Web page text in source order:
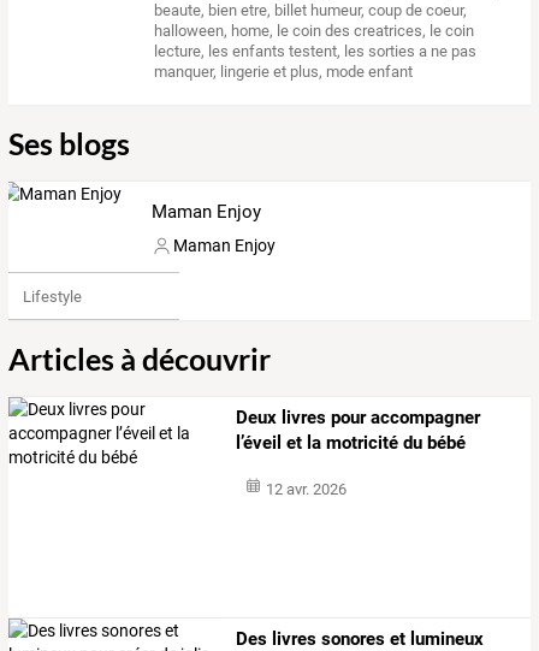
beaute, bien etre, billet humeur,coup de coeur,
halloween, home, le coin des creatrices, le coin
lecture, les enfants testent, les sorties a ne pas
manquer, lingerie et plus, mode enfant
Ses blogs
Maman Enjoy
Maman Enjoy
Lifestyle
Articles à découvrir
Deux livres pour accompagner
l’éveil et la motricité du bébé
12 avr. 2026
Des livres sonores et lumineux